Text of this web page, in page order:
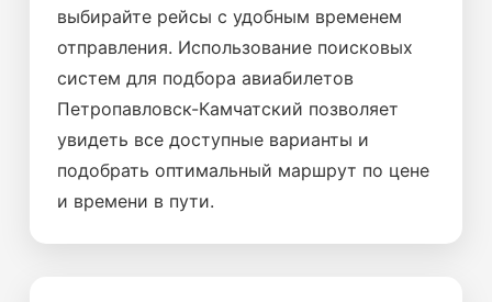
выбирайте рейсы с удобным временем
отправления. Использование поисковых
систем для подбора авиабилетов
Петропавловск-Камчатский позволяет
увидеть все доступные варианты и
подобрать оптимальный маршрут по цене
и времени в пути.